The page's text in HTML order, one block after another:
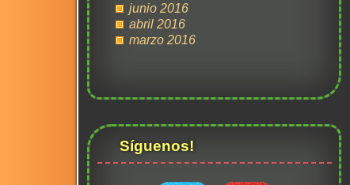
junio 2016
abril 2016
marzo 2016
Síguenos!